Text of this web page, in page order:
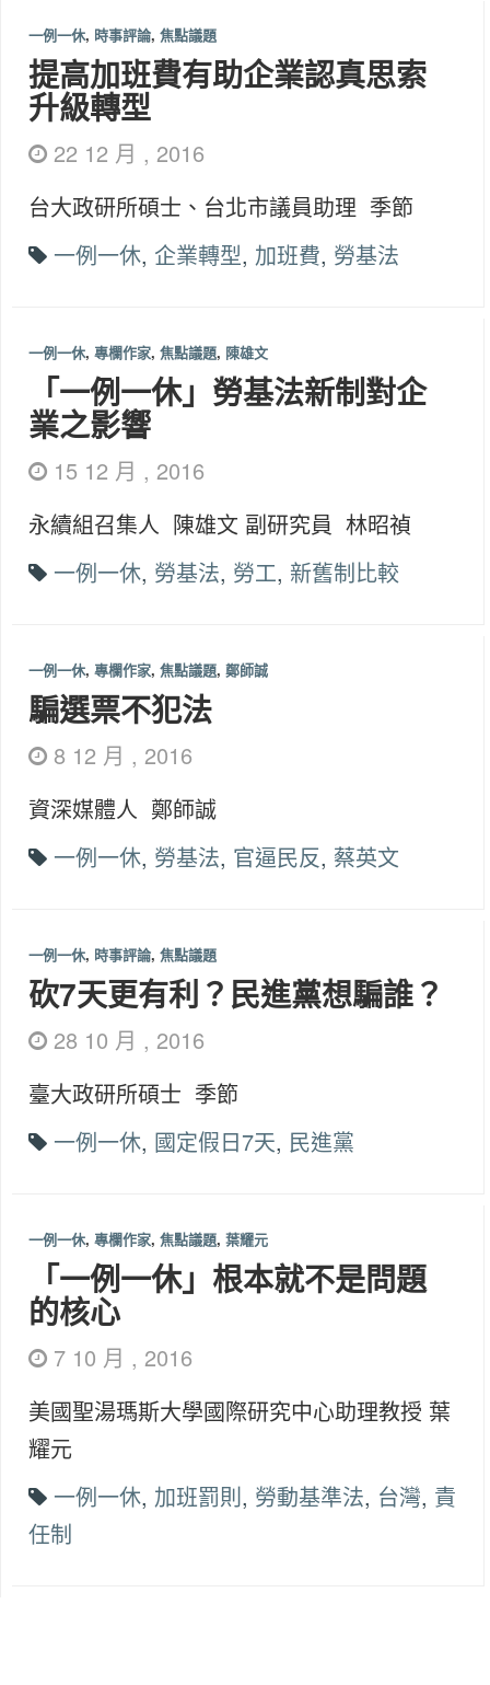
一例一休, 時事評論, 焦點議題
提高加班費有助企業認真思索
升級轉型
22 12 月 , 2016
台大政研所碩士、台北市議員助理 季節
一例一休, 企業轉型, 加班費, 勞基法
一例一休, 專欄作家, 焦點議題, 陳雄文
「一例一休」勞基法新制對企
業之影響
15 12 月 , 2016
永續組召集人 陳雄文 副研究員 林昭禎
一例一休, 勞基法, 勞工, 新舊制比較
一例一休, 專欄作家, 焦點議題, 鄭師誠
騙選票不犯法
8 12 月 , 2016
資深媒體人 鄭師誠
一例一休, 勞基法, 官逼民反, 蔡英文
一例一休, 時事評論, 焦點議題
砍7天更有利？民進黨想騙誰？
28 10 月 , 2016
臺大政研所碩士 季節
一例一休, 國定假日7天, 民進黨
一例一休, 專欄作家, 焦點議題, 葉耀元
「一例一休」根本就不是問題
的核心
7 10 月 , 2016
美國聖湯瑪斯大學國際研究中心助理教授 葉
耀元
一例一休, 加班罰則, 勞動基準法, 台灣, 責
任制